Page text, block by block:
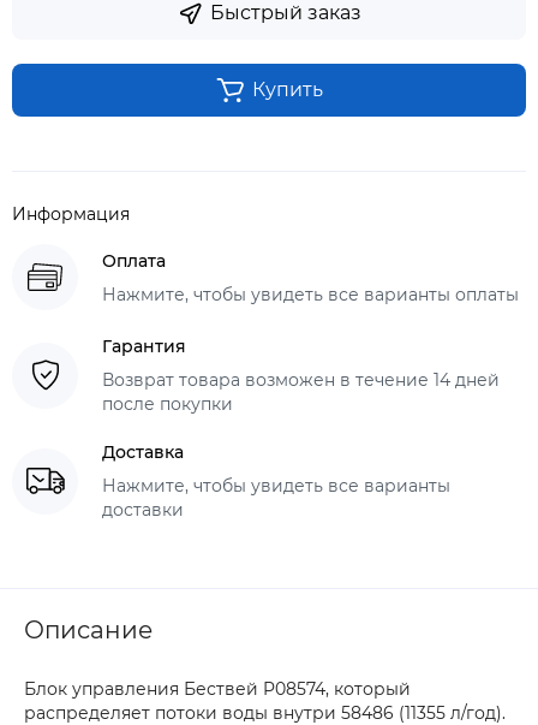
Быстрый заказ
Купить
Информация
Оплата
Нажмите, чтобы увидеть все варианты оплаты
Гарантия
Возврат товара возможен в течение 14 дней
после покупки
Доставка
Нажмите, чтобы увидеть все варианты
доставки
Описание
Блок управления Бествей P08574, который
распределяет потоки воды внутри 58486 (11355 л/год).